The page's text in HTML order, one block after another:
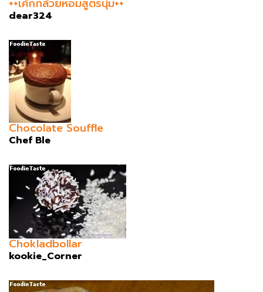
++เค้กกล้วยหอมสูตรนุ่ม++
dear324
Chocolate Souffle
Chef Ble
Chokladbollar
kookie_Corner